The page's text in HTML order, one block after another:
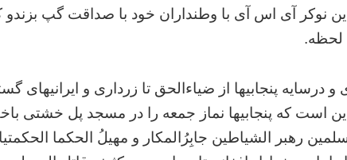
نوکر آی اس آی با وطنداران خود با صداقت گپ بزندو
لحظه.
و درسایه پنجابیها از ضیاءالحق تا زرداری و ایرانیهای
است که پنجابیها نماز جمعه را در مسجد پل خشتی
رهبر الشیاطین جابِرُالمکار و مهیلُ الحکما